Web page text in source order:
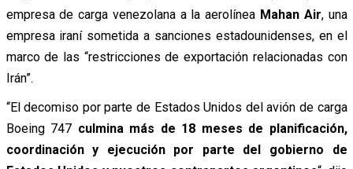
empresa de carga venezolana a la aerolínea Mahan Air, una
empresa iraní sometida a sanciones estadounidenses, en el
marco de las “restricciones de exportación relacionadas con
Irán”.
“El decomiso por parte de Estados Unidos del avión de carga
Boeing 747 culmina más de 18 meses de planificación,
coordinación y ejecución por parte del gobierno de